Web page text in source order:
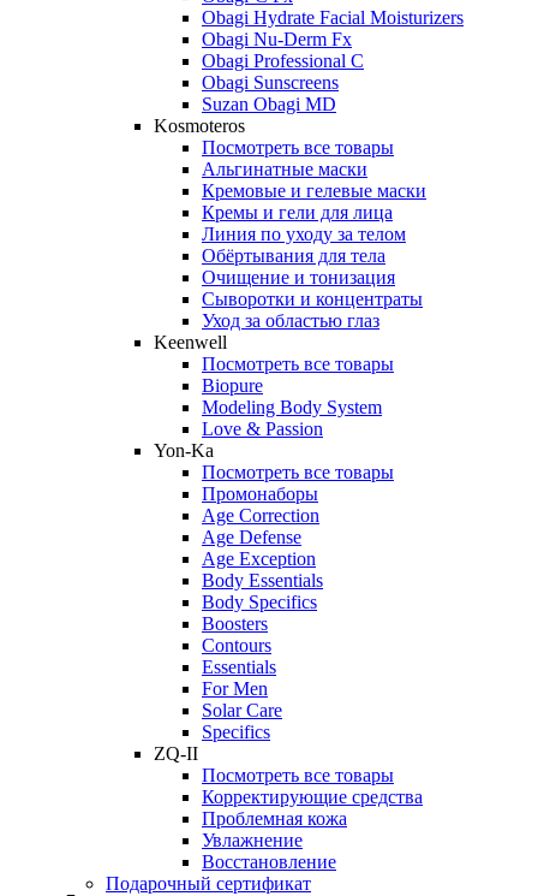
Obagi Hydrate Facial Moisturizers
Obagi Nu-Derm Fx
Obagi Professional C
Obagi Sunscreens
Suzan Obagi MD
Kosmoteros
Посмотреть все товары
Альгинатные маски
Кремовые и гелевые маски
Кремы и гели для лица
Линия по уходу за телом
Обёртывания для тела
Очищение и тонизация
Сыворотки и концентраты
Уход за областью глаз
Keenwell
Посмотреть все товары
Biopure
Modeling Body System
Love & Passion
Yon-Ka
Посмотреть все товары
Промонаборы
Age Correction
Age Defense
Age Exception
Body Essentials
Body Specifics
Boosters
Contours
Essentials
For Men
Solar Care
Specifics
ZQ-II
Посмотреть все товары
Корректирующие средства
Проблемная кожа
Увлажнение
Восстановление
Подарочный сертификат